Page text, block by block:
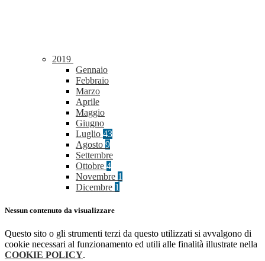
2019
Gennaio
Febbraio
Marzo
Aprile
Maggio
Giugno
Luglio 43
Agosto 9
Settembre
Ottobre 4
Novembre 1
Dicembre 1
Nessun contenuto da visualizzare
Questo sito o gli strumenti terzi da questo utilizzati si avvalgono di
cookie necessari al funzionamento ed utili alle finalità illustrate nella
COOKIE POLICY.